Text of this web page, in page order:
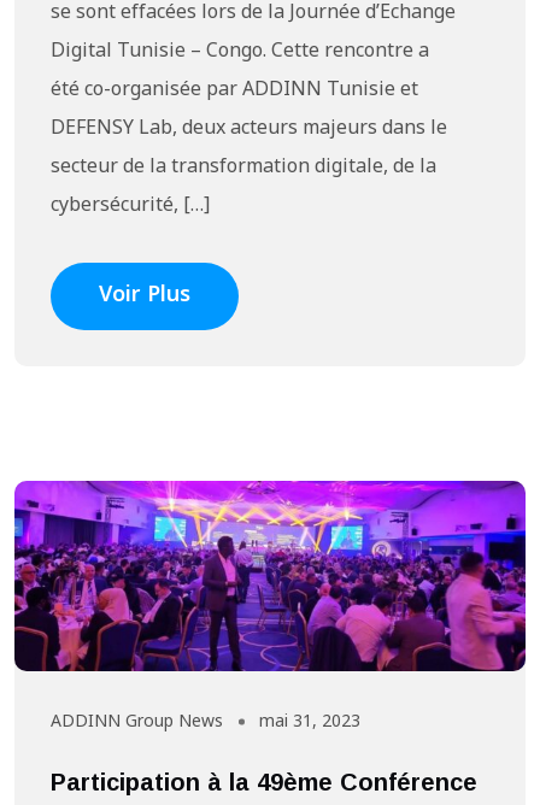
se sont effacées lors de la Journée d’Echange
Digital Tunisie – Congo. Cette rencontre a
été co-organisée par ADDINN Tunisie et
DEFENSY Lab, deux acteurs majeurs dans le
secteur de la transformation digitale, de la
cybersécurité, […]
Voir Plus
ADDINN Group News mai 31, 2023
Participation à la 49ème Conférence